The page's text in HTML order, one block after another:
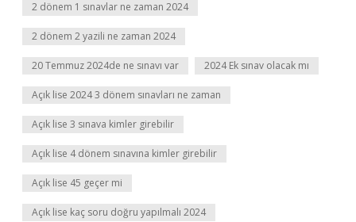
2 dönem 1 sınavlar ne zaman 2024
2 dönem 2 yazili ne zaman 2024
20 Temmuz 2024de ne sınavı var 2024 Ek sınav olacak mı
Açık lise 2024 3 dönem sınavları ne zaman
Açık lise 3 sınava kimler girebilir
Açık lise 4 dönem sınavına kimler girebilir
Açık lise 45 geçer mi
Açık lise kaç soru doğru yapılmalı 2024